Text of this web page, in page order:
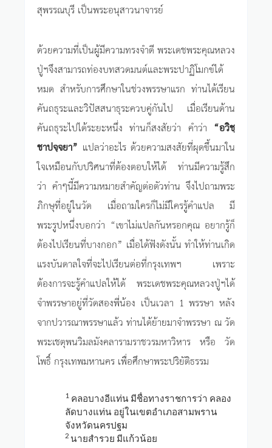
สุพรรณบุรี เป็นพระอนุสาวนาจารย์
ด้วยความที่เป็นผู้มีความทรงจำดี พระเดชพระคุณหลวง
ปู่ฯจึงสามารถท่องบทสวดมนต์และพระปาฏิโมกข์ได้
หมด สำหรับการศึกษาในช่วงพรรษาแรก ท่านได้เรียน
คันถธุระและวิปัสสนาธุระควบคู่กันไป เมื่อเรียนด้าน
คันถธุระไปได้ระยะหนึ่ง ท่านก็สงสัยว่า คำว่า “อวิชฺ
ชาปจฺจยา” แปลว่าอะไร ด้วยความสงสัยที่ผุดขึ้นมาใน
ใจเหมือนกับปริศนาที่ต้องตอบให้ได้ ท่านมีความรู้สึก
ว่า คำๆนี้มีความหมายสำคัญต่อตัวท่าน จึงไปถามพระ
ภิกษุที่อยู่ในวัด เมื่อถามใครก็ไม่มีใครรู้คำแปล มี
พระรูปหนึ่งบอกว่า “เขาไม่แปลกันหรอกคุณ อยากรู้ก็
ต้องไปเรียนที่บางกอก” เมื่อได้ฟังดังนั้น ทำให้ท่านเกิด
แรงบันดาลใจที่จะไปเรียนต่อที่กรุงเทพฯ เพราะ
ต้องการจะรู้คำแปลให้ได้ พระเดชพระคุณหลวงปู่ฯได้
จำพรรษาอยู่ที่วัดสองพี่น้อง เป็นเวลา 1 พรรษา หลัง
จากปวารณาพรรษาแล้ว ท่านได้ย้ายมาจำพรรษา ณ วัด
พระเชตุพนวิมลมังคลารามราชวรมหาวิหาร หรือ วัด
โพธิ์ กรุงเทพมหานคร เพื่อศึกษาพระปริยัติธรรม
1 คลอบางอีแท่น มีชื่อทางราชการว่า คลอง
ลัดบางแท่น อยู่ในเขตอำเภอสามพราน
จังหวัดนครปฐม
2 นายสำรวย มีแก้วน้อย